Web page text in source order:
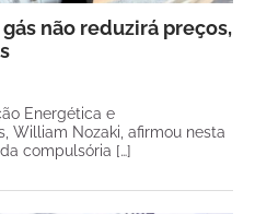
não reduzirá preços,
Energética e
William Nozaki, afirmou nesta
compulsória […]